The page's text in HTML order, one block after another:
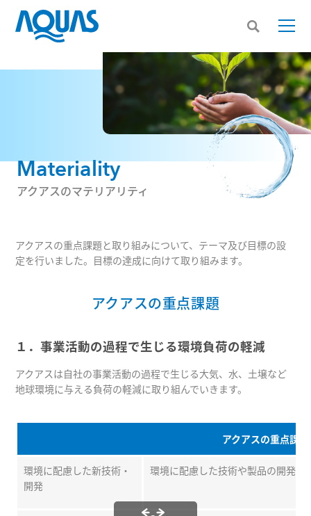
Materiality
アクアスのマテリアリティ
アクアスの重点課題と取り組みについて、テーマ及び目標の設
定を行いました。目標の達成に向けて取り組みます。
アクアスの重点課題
１．事業活動の過程で生じる環境負荷の軽減
アクアスは自社の事業活動の過程で生じる大気、水、土壌など
地球環境に与える負荷の軽減に取り組んでいきます。
アクアスの重点課
環境に配慮した新技術・
開発
環境に配慮した技術や製品の開発・